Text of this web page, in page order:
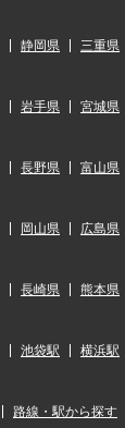
静岡県 三重県
岩手県 宮城県
長野県 富山県
岡山県 広島県
長崎県 熊本県
池袋駅 横浜駅
路線・駅から探す